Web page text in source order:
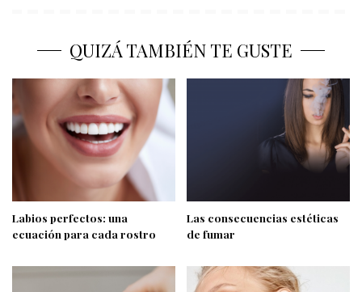
QUIZÁ TAMBIÉN TE GUSTE
Labios perfectos: una
ecuación para cada rostro
Las consecuencias estéticas
de fumar